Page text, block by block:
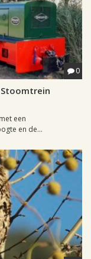
0
een
en de...